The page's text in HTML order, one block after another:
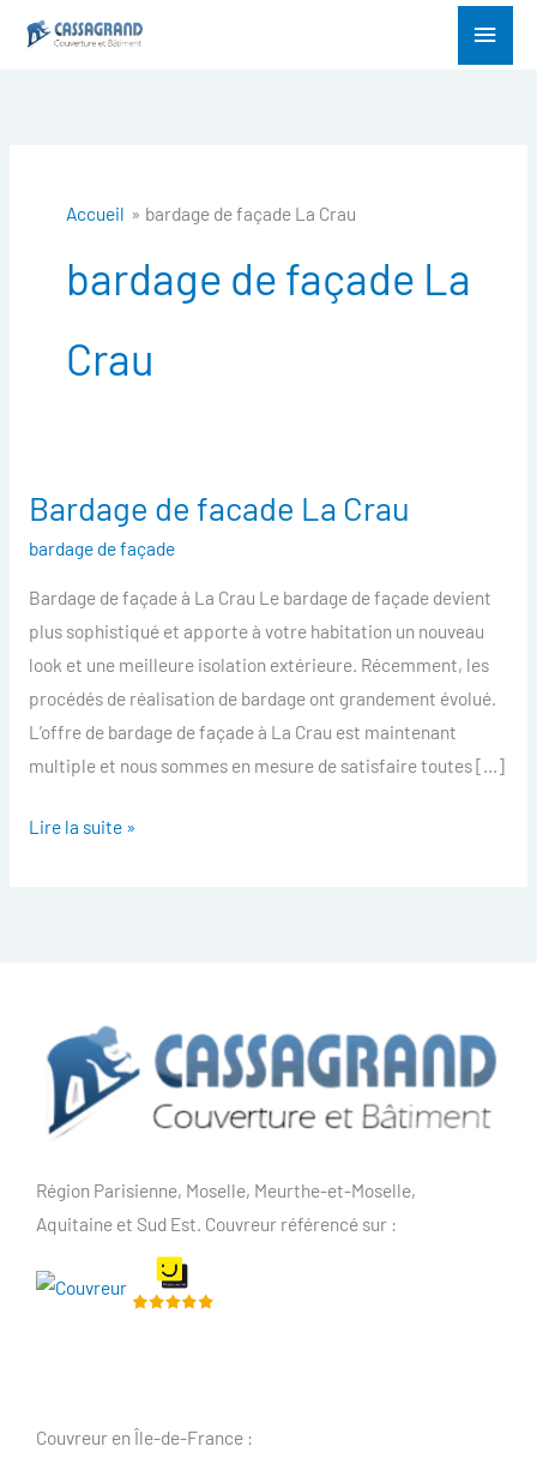
Menu
Accueil bardage de façade La Crau
bardage de façade La
Crau
Bardage de facade La Crau
bardage de façade
Bardage de façade à La Crau Le bardage de façade devient
plus sophistiqué et apporte à votre habitation un nouveau
look et une meilleure isolation extérieure. Récemment, les
procédés de réalisation de bardage ont grandement évolué.
L’offre de bardage de façade à La Crau est maintenant
multiple et nous sommes en mesure de satisfaire toutes […]
Bardage
La
Crau
Lire la suite »
Région Parisienne, Moselle, Meurthe-et-Moselle,
Aquitaine et Sud Est. Couvreur référencé sur :
Couvreur en Île-de-France :